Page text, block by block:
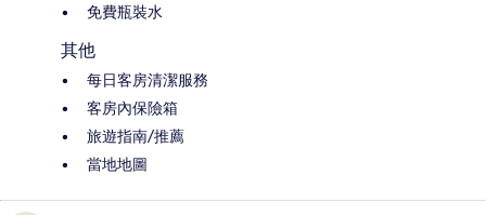
免費瓶裝水
其他
每日客房清潔服務
客房內保險箱
旅遊指南/推薦
當地地圖